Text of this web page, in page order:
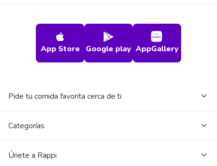
App Store Google play AppGallery
Pide tu comida favorita cerca de ti
Categorías
Únete a Rappi